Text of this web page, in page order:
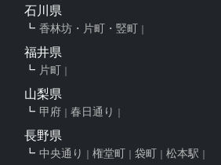
石川県
香林坊・片町・竪町
福井県
片町
山梨県
甲府 春日通り
長野県
中央通り 権堂町 袋町 松本駅